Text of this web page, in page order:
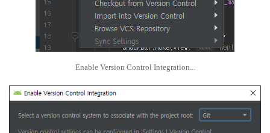
Enable Version Control Integration...